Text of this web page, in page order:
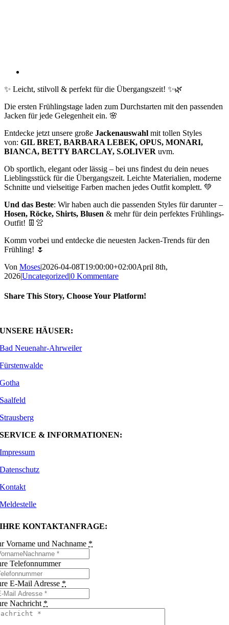
✨ Leicht, stilvoll & perfekt für die Übergangszeit! ✨🌿
Die ersten Frühlingstage laden zum Durchstarten mit den passenden
Jacken für jede Gelegenheit ein. 🌸
Entdecke jetzt unsere große Jackenauswahl mit tollen Styles
von: GIL BRET, BARBARA LEBEK, OPUS, MONARI,
BIANCA, BETTY BARCLAY, S.OLIVER uvm.
Ob sportlich, elegant oder lässig – bei uns findest du dein neues
Lieblingsstück für die Übergangszeit. Leichte Materialien, moderne
Schnitte und vielseitige Farben machen jedes Outfit komplett. 💚
Und das Beste: Wir haben auch die passenden Styles für darunter –
Hosen, Röcke, Shirts, Blusen & mehr für dein perfektes Frühlings-
Outfit! 👖👚
Komm vorbei und entdecke die neuesten Jacken-Trends für den
Frühling! 🌷
Von Moses|2026-04-08T19:00:00+02:00April 8th,
2026|Uncategorized|0 Kommentare
Share This Story, Choose Your Platform!
UNSERE HÄUSER:
Bad Neuenahr-Ahrweiler
Fürstenwalde
Gotha
Saalfeld
Strausberg
SERVICE & INFORMATIONEN:
Impressum
Datenschutz
Kontakt
Meldestelle
IHRE KONTAKTANFRAGE:
Vorname und Nachname *
Telefonnummer
E-Mail Adresse *
Nachricht *